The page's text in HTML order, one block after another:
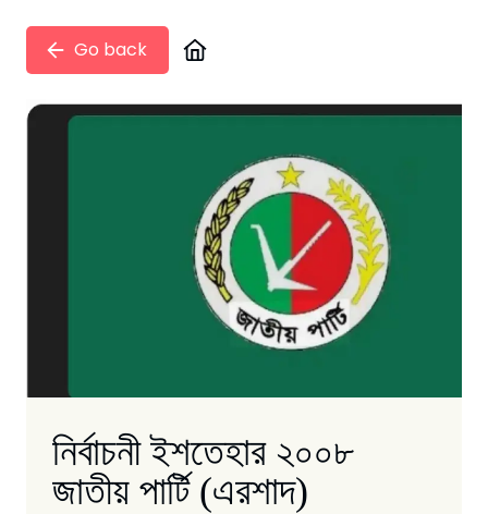
নির্বাচনী ইশতেহার ২০০৮
জাতীয় পার্টি (এরশাদ)
Go back